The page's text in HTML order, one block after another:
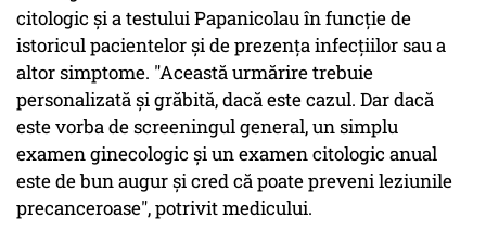
citologic și a testului Papanicolau în funcție de
istoricul pacientelor și de prezența infecțiilor sau a
altor simptome. "Această urmărire trebuie
personalizată și grăbită, dacă este cazul. Dar dacă
este vorba de screeningul general, un simplu
examen ginecologic și un examen citologic anual
este de bun augur și cred că poate preveni leziunile
precanceroase", potrivit medicului.